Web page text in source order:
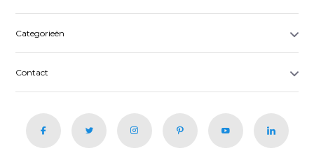
Categorieën
Contact